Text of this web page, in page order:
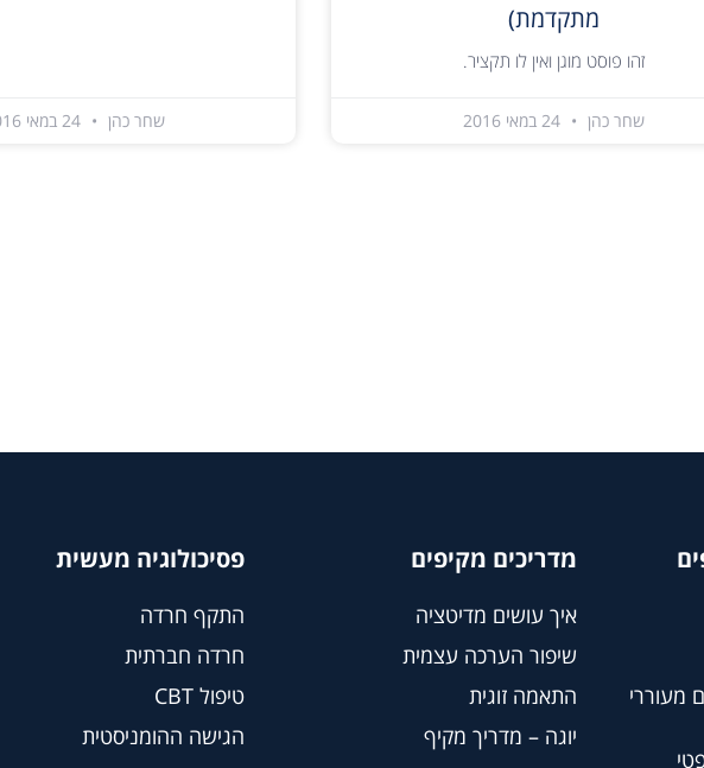
מתקדמת)
זהו פוסט מוגן ואין לו תקציר.
שחר כהן 24 במאי 2016 שחר כהן
מעוררי
מדריכים מקיפים
איך עושים מדיטציה
שיפור הערכה עצמית
התאמה זוגית
יוגה – מדריך מקיף
פסיכולוגיה מעשית
התקף חרדה
חרדה חברתית
טיפול CBT
הגישה ההומניסטית